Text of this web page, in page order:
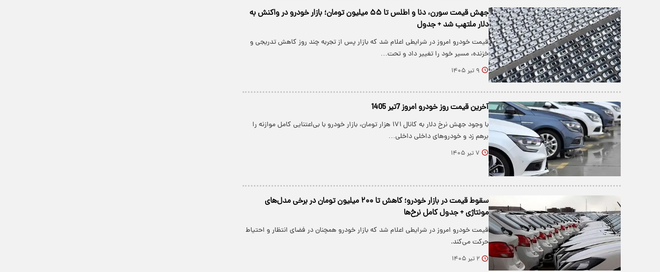
جهش قیمت سورن، دنا و اطلس تا ۵۵ میلیون تومان؛ بازار خودرو در واکنش به
دلار ملتهب شد + جدول
قیمت خودرو امروز در شرایطی اعلام شد که بازار پس از تجربه چند روز کاهش تدریجی و
خزنده، مسیر خود را تغییر داد و تحت…
۹ تیر ۱۴۰۵
آخرین قیمت روز خودرو امروز 7تیر 1405
با وجود جهش نرخ دلار به کانال ۱۷۱ هزار تومان، بازار خودرو با بی‌اعتنایی کامل موازنه را
برهم زد و خودروهای داخلی داخلی‌…
۷ تیر ۱۴۰۵
سقوط قیمت در بازار خودرو؛ کاهش تا ۲۰۰ میلیون تومان در برخی مدل‌های
مونتاژی + جدول کامل نرخ‌ها
قیمت خودرو امروز در شرایطی اعلام شد که بازار خودرو همچنان در فضای انتظار و احتیاط
حرکت می‌کند.
۲ تیر ۱۴۰۵